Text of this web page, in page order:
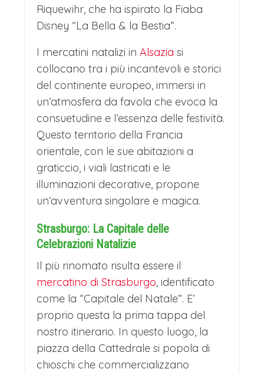
rinomata per il suo centro storico
perfettamente conservato, per le sue
pittoresche case con tetto spiovente e
i suoi canali suggestivi.
Durante il periodo natalizio, la città si
trasforma in un incantevole villaggio di
Natale con cinque mercatini distinti,
ognuno con un'atmosfera unica. Le
piazze principali, come Place des
Dominicains e Place de l'Ancienne
offrono artigianato locale, decorazioni
natalizie e delizie culinarie. Le luci
natalizie riflettono sui canali, creando
un'atmosfera magica e fiabesca,
rendendo Colmar una delle mete
natalizie più affascinanti e suggestive
d'Europa, nella quale immergersi per
Riquewihr, che ha ispirato la Fiaba
Disney “La Bella & la Bestia”.
I mercatini natalizi in Alsazia si
collocano tra i più incantevoli e storici
del continente europeo, immersi in
un’atmosfera da favola che evoca la
consuetudine e l’essenza delle festività.
Questo territorio della Francia
orientale, con le sue abitazioni a
graticcio, i viali lastricati e le
illuminazioni decorative, propone
un’avventura singolare e magica.
Strasburgo: La Capitale delle
Celebrazioni Natalizie
Il più rinomato risulta essere il
mercatino di Strasburgo, identificato
come la “Capitale del Natale”. E’
proprio questa la prima tappa del
nostro itinerario. In questo luogo, la
piazza della Cattedrale si popola di
chioschi che commercializzano